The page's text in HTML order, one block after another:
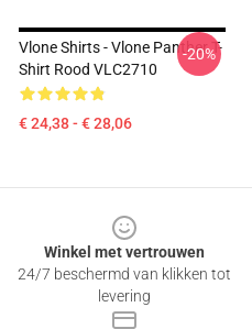
Vlone Shirts - Vlone Panther T-
Shirt Rood VLC2710
€ 24,38 - € 28,06
-20%
Winkel met vertrouwen
24/7 beschermd van klikken tot
levering